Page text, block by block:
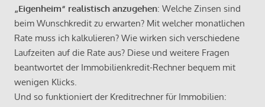
„Eigenheim“ realistisch anzugehen: Welche Zinsen sind
beim Wunschkredit zu erwarten? Mit welcher monatlichen
Rate muss ich kalkulieren? Wie wirken sich verschiedene
Laufzeiten auf die Rate aus? Diese und weitere Fragen
beantwortet der Immobilienkredit-Rechner bequem mit
wenigen Klicks.
Und so funktioniert der Kreditrechner für Immobilien: